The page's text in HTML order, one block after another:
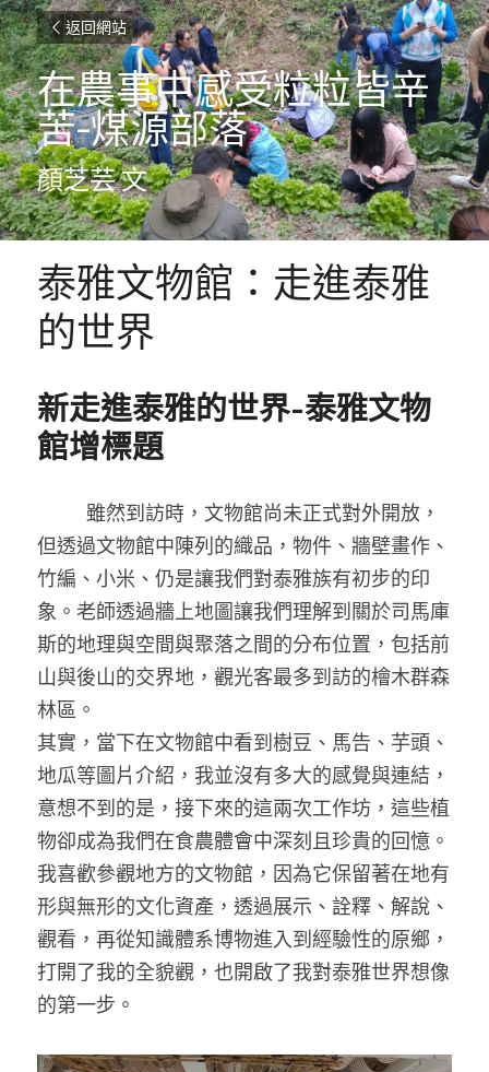
返回網站
在農事中感受粒粒皆辛
苦-煤源部落
顏芝芸 文
泰雅文物館：走進泰雅
的世界
新走進泰雅的世界-泰雅文物
館增標題
但透過文物館中陳列的織品，物件、牆壁畫作、
竹編、小米、仍是讓我們對泰雅族有初步的印
象。老師透過牆上地圖讓我們理解到關於司馬庫
斯的地理與空間與聚落之間的分布位置，包括前
山與後山的交界地，觀光客最多到訪的檜木群森
林區。
其實，當下在文物館中看到樹豆、馬告、芋頭、
地瓜等圖片介紹，我並沒有多大的感覺與連結，
意想不到的是，接下來的這兩次工作坊，這些植
物卻成為我們在食農體會中深刻且珍貴的回憶。
我喜歡參觀地方的文物館，因為它保留著在地有
形與無形的文化資產，透過展示、詮釋、解說、
觀看，再從知識體系博物進入到經驗性的原鄉，
打開了我的全貌觀，也開啟了我對泰雅世界想像
的第一步。